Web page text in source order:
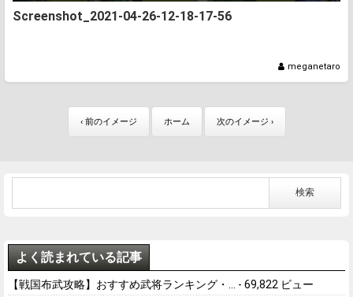
Screenshot_2021-04-26-12-18-17-56
meganetaro
‹ 前のイメージ ホーム 次のイメージ ›
よく読まれている記事
【戦国布武攻略】おすすめ武将ランキング・...
- 69,822 ビュー